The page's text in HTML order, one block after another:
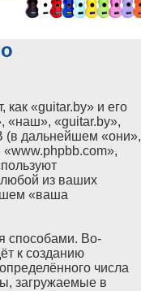
как «guitar.by» и его
«наш», «guitar.by»,
(в дальнейшем «они»,
из ваших
«ваша
способами. Во-
к созданию
числа
загружаемые в